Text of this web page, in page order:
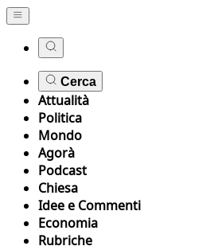
Cerca
Attualità
Politica
Mondo
Agorà
Podcast
Chiesa
Idee e Commenti
Economia
Rubriche